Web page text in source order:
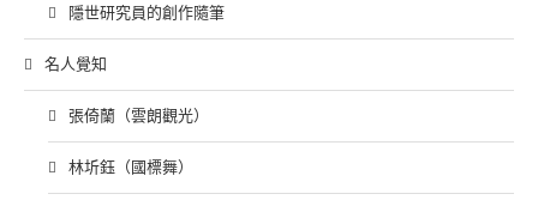
隱世研究員的創作隨筆
名人覺知
張倚蘭（雲朗觀光）
林圻鈺（國標舞）